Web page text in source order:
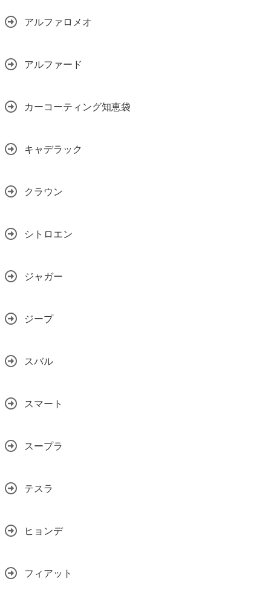
アルファロメオ
アルファード
カーコーティング知恵袋
キャデラック
クラウン
シトロエン
ジャガー
ジープ
スバル
スマート
スープラ
テスラ
ヒョンデ
フィアット